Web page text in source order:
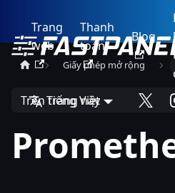
Trang
web
Thanh
toán
Blog
Tiếng Việt
Giấy phép mở rộng
Trên trang này